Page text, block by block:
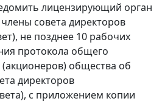
лицензирующий орган
совета директоров
не позднее 10 рабочих
протокола общего
общества об
директоров
с приложением копии